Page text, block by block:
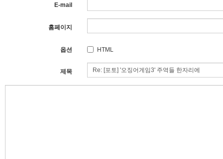
E-mail
홈페이지
옵션 HTML
제목